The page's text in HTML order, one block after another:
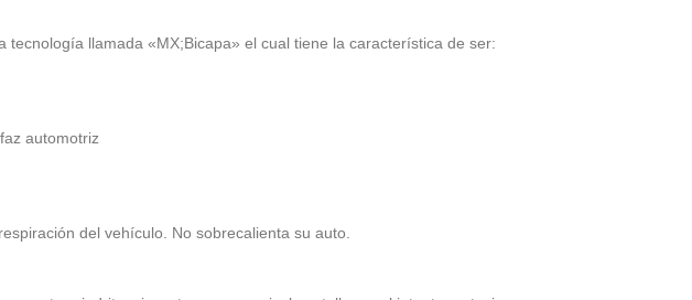
tecnología llamada «MX;Bicapa» el cual tiene la característica de ser:
automotriz
del vehículo. No sobrecalienta su auto.